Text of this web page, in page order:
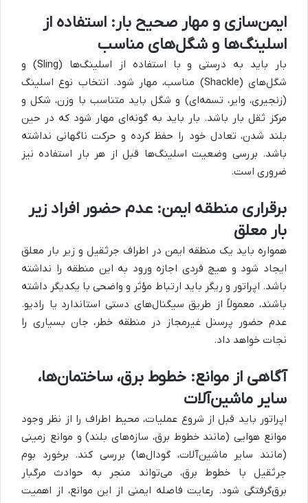
ایمن‌سازی و مهار صحیح بار: استفاده از
اسلینگ‌ها و شگل‌های مناسب
بار باید به درستی و با استفاده از اسلینگ‌ها (Sling) و
شگل‌های (Shackle) مناسب، مهار شود. انتخاب نوع اسلینگ
(زنجیری، وایر، تسمه‌ای) و شگل باید متناسب با وزن، شکل و
مرکز ثقل بار باشد. بار باید به گونه‌ای مهار شود که در حین
بلند شدن، تعادل خود را حفظ کرده و حرکت ناگهانی نداشته
باشد. بررسی وضعیت اسلینگ‌ها قبل از هر بار استفاده نیز
ضروری است.
برقراری منطقه ایمن: عدم حضور افراد زیر
بار معلق
همواره باید یک منطقه ایمن در اطراف جرثقیل و زیر بار معلق
ایجاد شود و هیچ فردی اجازه ورود به این منطقه را نداشته
باشد. اپراتور و ریگر باید ارتباط مؤثر و واضحی با یکدیگر داشته
باشند، معمولاً از طریق سیگنال‌های دستی استاندارد یا رادیو.
عدم حضور پرسنل غیرمجاز در منطقه خطر، جان بسیاری را
نجات خواهد داد.
آگاهی از موانع: خطوط برق، ساختمان‌ها،
سایر ماشین‌آلات
اپراتور باید قبل از شروع عملیات، محیط اطراف را از نظر وجود
موانع هوایی (مانند خطوط برق، سازه‌های بلند) و موانع زمینی
(مانند سایر ماشین‌آلات، گودال‌ها) بررسی کند. برخورد بوم
جرثقیل با خطوط برق، می‌تواند منجر به حوادث مرگبار
برق‌گرفتگی شود. رعایت فاصله ایمنی از این موانع، از اهمیت